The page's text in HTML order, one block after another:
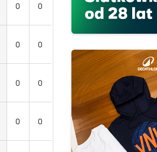
0 0
0 0
0 0
0 0